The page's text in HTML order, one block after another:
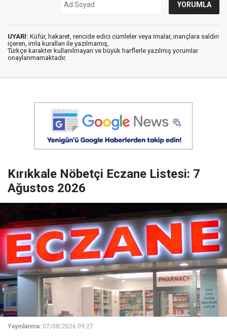
UYARI: Küfür, hakaret, rencide edici cümleler veya imalar, inançlara saldırı
içeren, imla kuralları ile yazılmamış,
Türkçe karakter kullanılmayan ve büyük harflerle yazılmış yorumlar
onaylanmamaktadır.
Kırıkkale Nöbetçi Eczane Listesi: 7
Ağustos 2026
Yayınlanma: 07/08/2026 09:27